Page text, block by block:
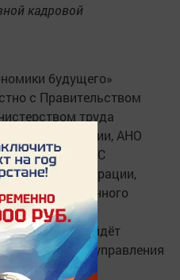
кадровой
будущего»
с Правительством
труда
Федерации, АНО
и РАНХиГС
Федерации,
Государственного
пройдёт
в Мастерской управления